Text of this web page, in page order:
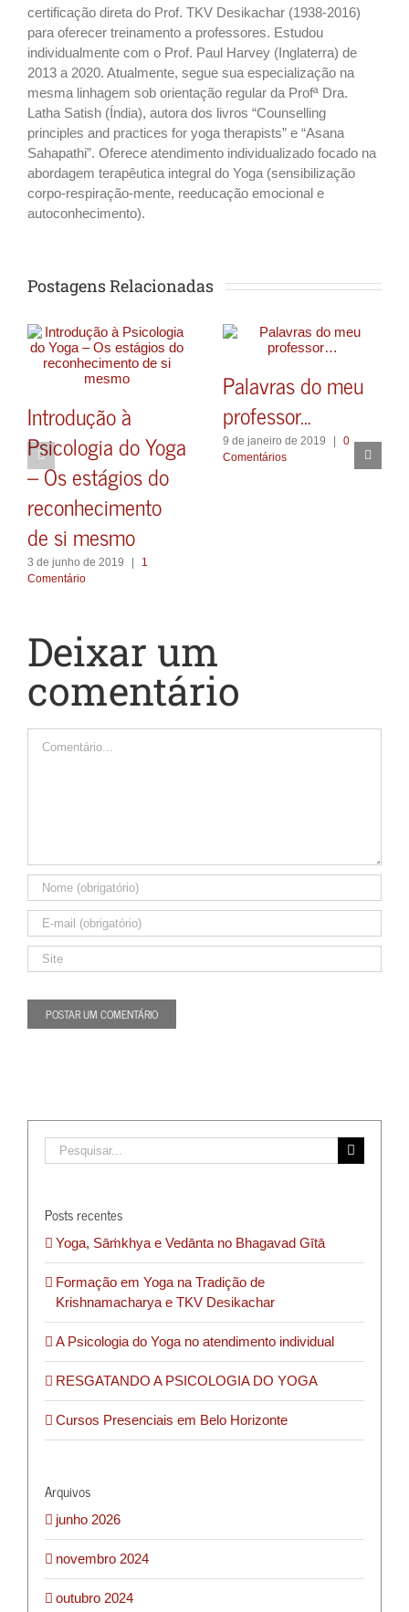
certificação direta do Prof. TKV Desikachar (1938-2016)
para oferecer treinamento a professores. Estudou
individualmente com o Prof. Paul Harvey (Inglaterra) de
2013 a 2020. Atualmente, segue sua especialização na
mesma linhagem sob orientação regular da Profª Dra.
Latha Satish (Índia), autora dos livros “Counselling
principles and practices for yoga therapists” e “Asana
Sahapathi”. Oferece atendimento individualizado focado na
abordagem terapêutica integral do Yoga (sensibilização
corpo-respiração-mente, reeducação emocional e
autoconhecimento).
Postagens Relacionadas
Introdução à
Psicologia do Yoga
– Os estágios do
reconhecimento
de si mesmo
3 de junho de 2019
1
Comentário
Palavras do meu
professor…
9 de janeiro de 2019
0
Comentários
Deixar um
comentário
Buscar
resultados
Posts recentes
Yoga, Sāṁkhya e Vedānta no Bhagavad Gītā
Formação em Yoga na Tradição de
Krishnamacharya e TKV Desikachar
A Psicologia do Yoga no atendimento individual
RESGATANDO A PSICOLOGIA DO YOGA
Cursos Presenciais em Belo Horizonte
Arquivos
junho 2026
novembro 2024
outubro 2024